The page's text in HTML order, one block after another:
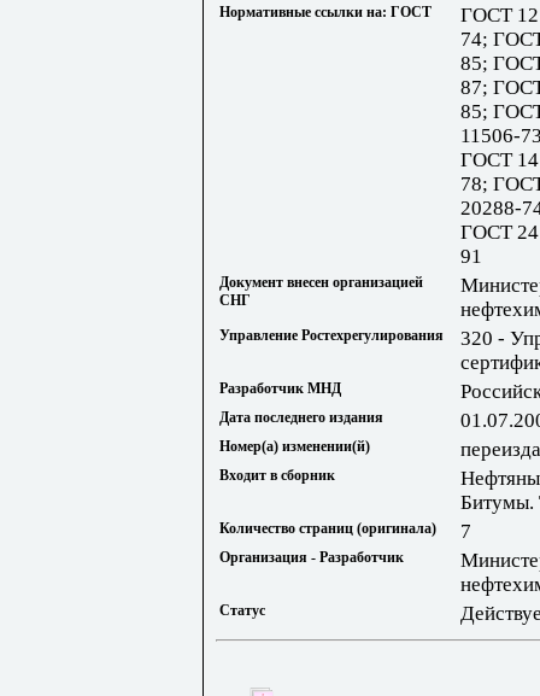
Нормативные ссылки на: ГОСТ
ГОСТ
74;
85;
87;
85;
11506-
ГОСТ
78;
20288-
ГОСТ
91
Документ внесен организацией
СНГ
Управление Ростехрегулирования
320 -
Разработчик МНД
Дата последнего издания
Номер(а) изменении(й)
Входит в сборник
Битумы.
Количество страниц (оригинала) 7
Организация - Разработчик
Статус